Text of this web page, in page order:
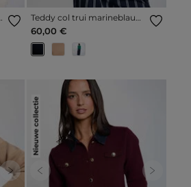
Teddy col trui marineblauw
vrouw
60,00 €
Next
Nieuwe collectie
Previous Next